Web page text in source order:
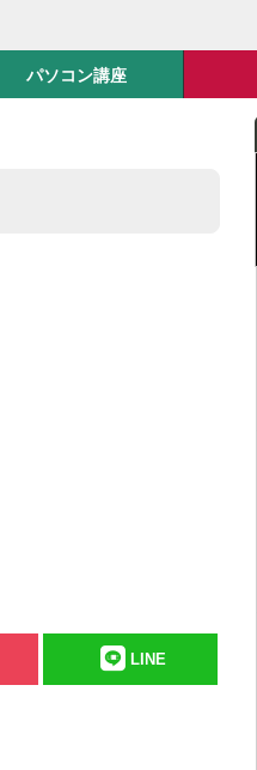
パソコン講座
LINE